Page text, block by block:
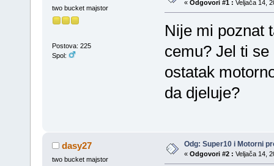
two bucket majstor
Postova: 225
Spol:
« Odgovori #1 : Veljača 14,
Nije mi poznat
cemu? Jel ti
ostatak
da djeluje?
dasy27
two bucket majstor
Odg: Super10 i Motorni
« Odgovori #2 : Veljača 14,